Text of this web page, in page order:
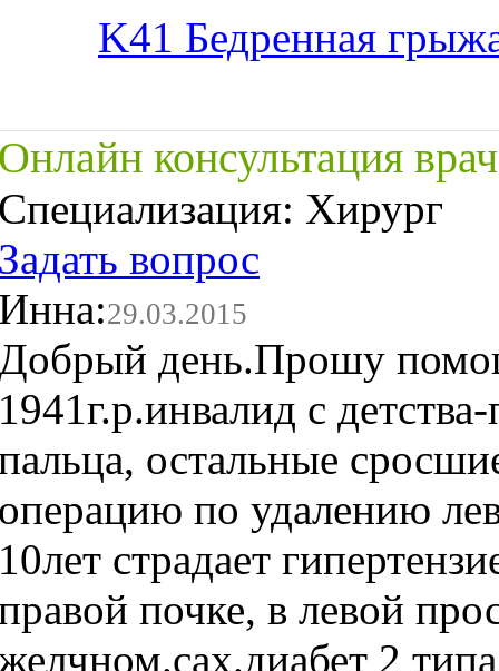
K41 Бедренная
консультация
Хирург
вопрос
29.03.2015
день.Прошу
с
остальные
по удалению
страдает
почке, в левой
2